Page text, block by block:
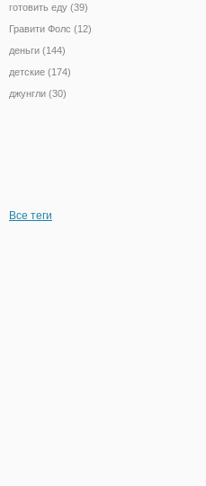
готовить еду (39)
Гравити Фолс (12)
деньги (144)
детские (174)
джунгли (30)
Все теги